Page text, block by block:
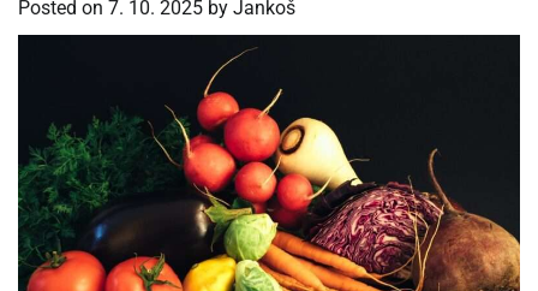
Posted on 7. 10. 2025 by Jankoš